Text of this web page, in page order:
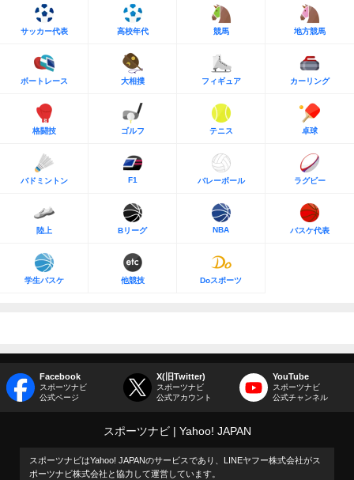
サッカー代表 高校年代 競馬 地方競馬
ボートレース 大相撲 フィギュア カーリング
格闘技 ゴルフ テニス 卓球
バドミントン F1 バレーボール ラグビー
陸上 Bリーグ NBA バスケ代表
学生バスケ 他競技 Doスポーツ
Facebook
スポーツナビ
公式ページ
X(旧Twitter)
スポーツナビ
公式アカウント
YouTube
スポーツナビ
公式チャンネル
スポーツナビ Yahoo! JAPAN
スポーツナビはYahoo! JAPANのサービスであり、LINEヤフー株式会社がス
ポーツナビ株式会社と協力して運営しています。